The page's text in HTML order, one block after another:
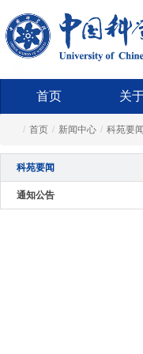
首页 关
/ 首页 / 新闻中心 / 科苑要闻
科苑要闻
通知公告